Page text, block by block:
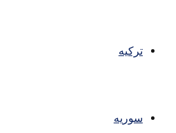
ترکیه
سوریه